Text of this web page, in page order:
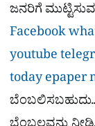
ಜನರಿಗೆ
Facebook
youtube
today epaper
ಬೆಂಬಲಿಸಬಹುದು..